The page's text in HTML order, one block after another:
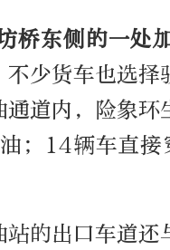
桥东侧的一处
少货车也选择
通道内，险象
； 14辆车直接
的出口车道还